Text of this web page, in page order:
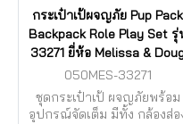
กระเป๋าเป้ผจญภัย Pup Pack
Backpack Role Play Set รุ่
33271 ยี่ห้อ Melissa &
050MES-33271
ชุดกระเป๋าเป้ ผจญภัยพร้อม
อุปกรณ์จัดเต็ม มีทั้ง กล้องส่อ